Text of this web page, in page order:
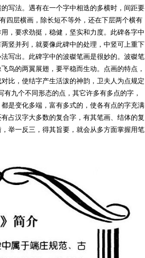
写法。遇有在一个字中相迭的多横时，间距要
四层横画，除长短不等外，还在下层两个横有
，要求劲挺，稳健，坚实和力度。此碑各字中
竖并列，就要像此碑中的处理，中竖可上重下
写出。此碑字中的波磔笔画是很妙的。波磔笔
鸟的两翼展翅，要平稳而生动。点画的特点，
比，使结字产生活泼的神韵，卫夫人为点规定
有九个不同形态的点，其它许多有多点的字，
是变化多端，富有多式的，使各有点的字充满
占汉字大多数的复合字，有其笔画、结体的复
举一反三，得其旨要，就会从多方面掌握用笔